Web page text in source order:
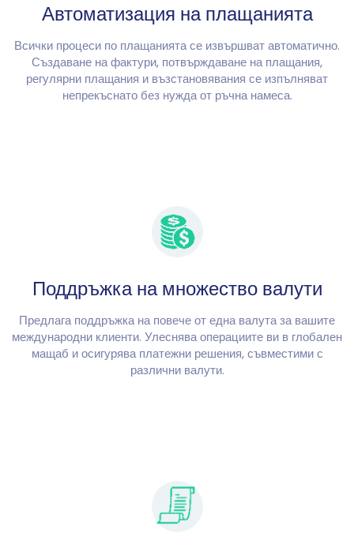
Автоматизация на плащанията
Всички процеси по плащанията се извършват автоматично.
Създаване на фактури, потвърждаване на плащания,
регулярни плащания и възстановявания се изпълняват
непрекъснато без нужда от ръчна намеса.
Поддръжка на множество валути
Предлага поддръжка на повече от една валута за вашите
международни клиенти. Улеснява операциите ви в глобален
мащаб и осигурява платежни решения, съвместими с
различни валути.